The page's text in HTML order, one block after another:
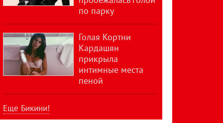
по парку
Голая Кортни
Кардашян
прикрыла
интимные места
пеной
Еще Бикини!